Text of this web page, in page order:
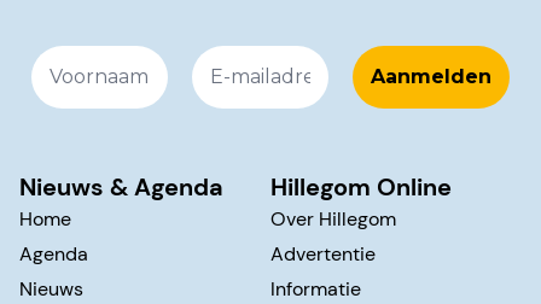
Nieuws & Agenda
Home
Agenda
Nieuws
Hillegom Online
Over Hillegom
Advertentie
Informatie